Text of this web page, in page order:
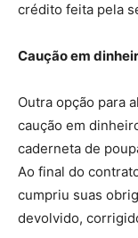
crédito feita pela
Caução em
Outra opção para
caução em
caderneta de
Ao final do
cumpriu suas
devolvido,